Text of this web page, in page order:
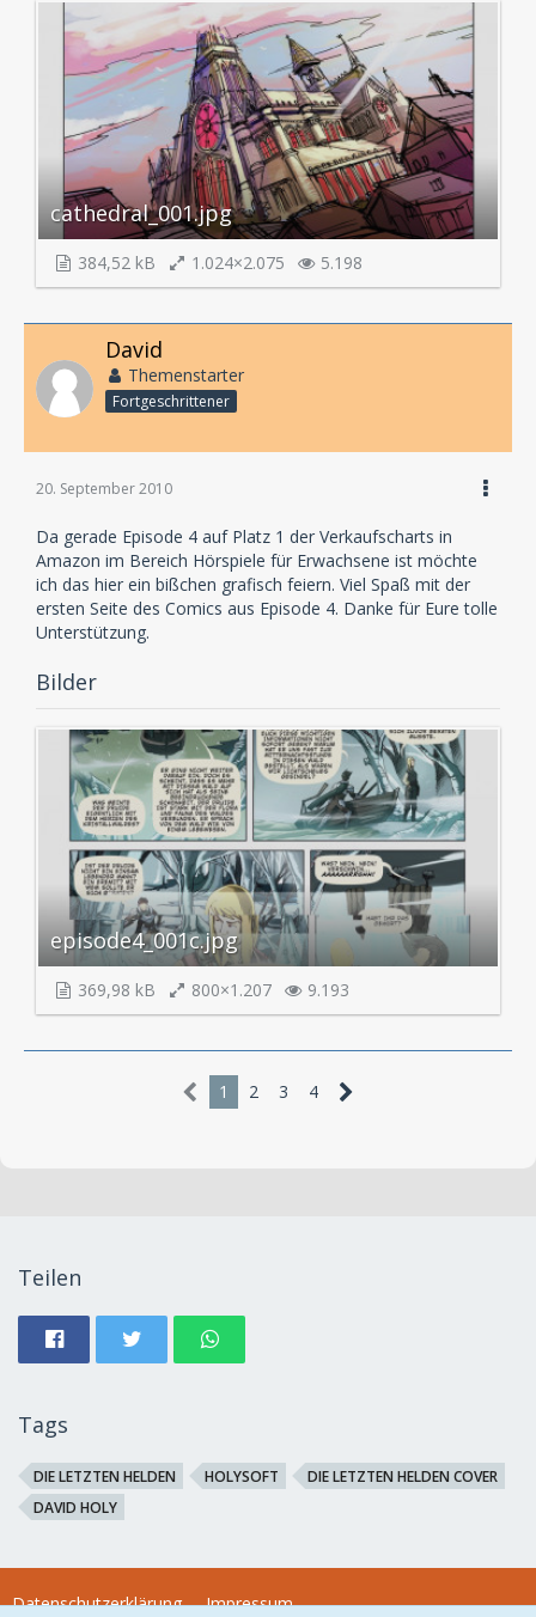
cathedral_001.jpg
384,52 kB 1.024×2.075 5.198
David
Themenstarter
Fortgeschrittener
20. September 2010
Da gerade Episode 4 auf Platz 1 der Verkaufscharts in
Amazon im Bereich Hörspiele für Erwachsene ist möchte
ich das hier ein bißchen grafisch feiern. Viel Spaß mit der
ersten Seite des Comics aus Episode 4. Danke für Eure tolle
Unterstützung.
Bilder
episode4_001c.jpg
369,98 kB 800×1.207 9.193
1 2 3 4
Teilen
Tags
DIE LETZTEN HELDEN HOLYSOFT
DIE LETZTEN HELDEN COVER
DAVID HOLY
Datenschutzerklärung Impressum